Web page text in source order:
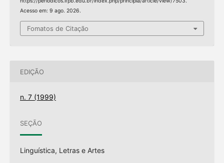
Acesso em: 9 ago. 2026.
Fomatos de Citação
EDIÇÃO
n. 7 (1999)
SEÇÃO
Linguística, Letras e Artes